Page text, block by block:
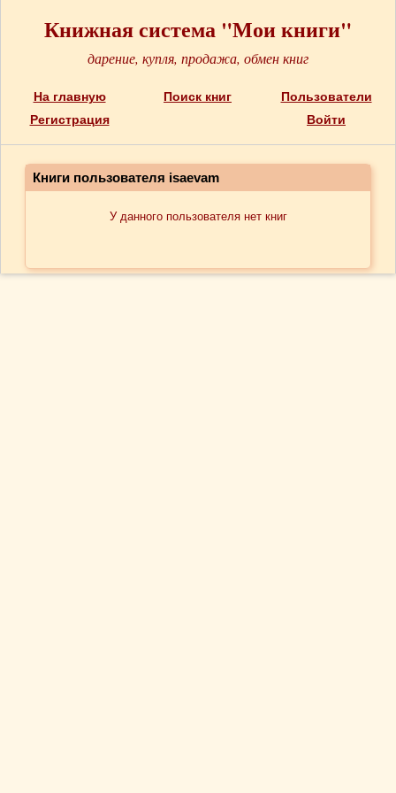
Книжная система "Мои книги"
дарение, купля, продажа, обмен книг
На главную Поиск книг
Пользователи
Регистрация
Войти
Книги пользователя isaevam
У данного пользователя нет книг